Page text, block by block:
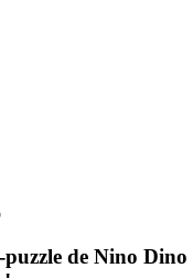
de Nino Dino